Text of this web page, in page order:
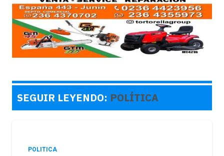
SEGUIR LEYENDO: POLÍTICA
POLITICA